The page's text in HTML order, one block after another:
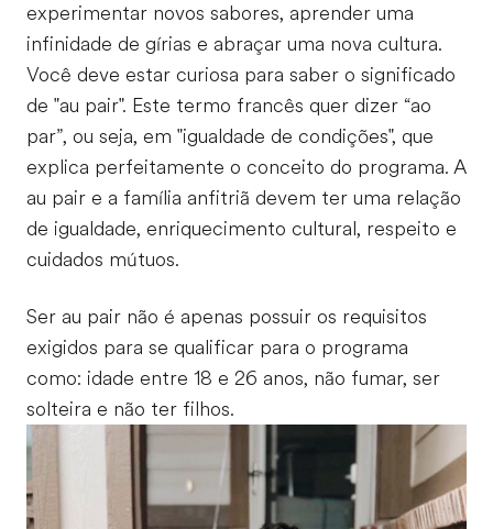
experimentar novos sabores, aprender uma
infinidade de gírias e abraçar uma nova cultura.
Você deve estar curiosa para saber o significado
de "au pair". Este termo francês quer dizer “ao
par”, ou seja, em "igualdade de condições", que
explica perfeitamente o conceito do programa. A
au pair e a família anfitriã devem ter uma relação
de igualdade, enriquecimento cultural, respeito e
cuidados mútuos.
Ser au pair não é apenas possuir os requisitos
exigidos para se qualificar para o programa
como: idade entre 18 e 26 anos, não fumar, ser
solteira e não ter filhos.